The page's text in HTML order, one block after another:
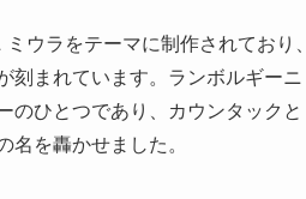
ウラをテーマに制作されており、
刻まれています。ランボルギーニ
のひとつであり、カウンタックと
を轟かせました。